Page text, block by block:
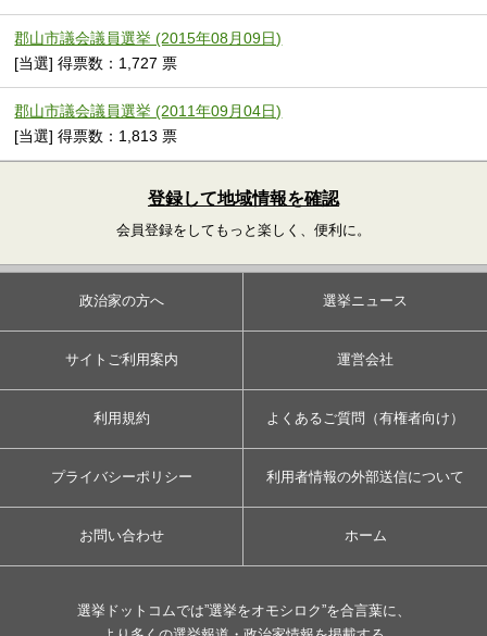
郡山市議会議員選挙 (2015年08月09日)
[当選] 得票数：1,727 票
郡山市議会議員選挙 (2011年09月04日)
[当選] 得票数：1,813 票
登録して地域情報を確認
会員登録をしてもっと楽しく、便利に。
政治家の方へ 選挙ニュース
サイトご利用案内 運営会社
利用規約 よくあるご質問（有権者向け）
プライバシーポリシー 利用者情報の外部送信について
お問い合わせ ホーム
選挙ドットコムでは”選挙をオモシロク”を合言葉に、